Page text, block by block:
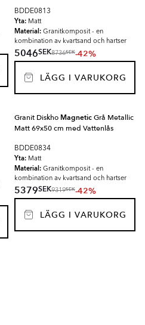
BDDE0813
Yta: Matt
Material: Granitkomposit - en
kombination av kvartsand och hartser
5046SEK8736SEK-42%
LÄGG I VARUKORG
Granit Diskho MagneticGrå Metallic
Matt 69x50 cm med Vattenlås
BDDE0834
Yta: Matt
Material: Granitkomposit - en
kombination av kvartsand och hartser
5379SEK9319SEK-42%
LÄGG I VARUKORG